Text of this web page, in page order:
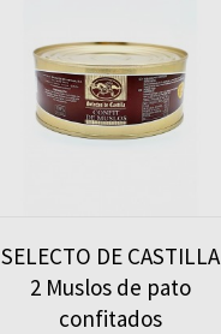
SELECTO DE CASTILLA
2 Muslos de pato
confitados